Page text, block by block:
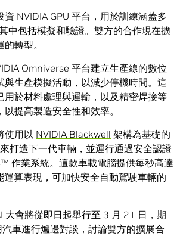
NVIDIA GPU 平台，用於訓練涵蓋多
中包括模擬和驗證。雙方的合作現在擴
轉型。
Omniverse 平台建立生產線的數位
與生產模擬活動，以減少停機時間。這
用於材料處理與運輸，以及精密焊接等
提高製造安全性和效率。
使用以 NVIDIA Blackwell 架構為基礎的
打造下一代車輛，並運行通過安全認證
作業系統。這款車載電腦提供每秒高達
運算表現，可加快安全自動駕駛車輛的
大會將從即日起舉行至 3 月 21 日，期
車進行爐邊對談，討論雙方的擴展合